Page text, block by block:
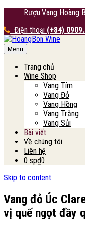
Rượu Vang Hoàng
Điện thoại (+84)
HoangBon Wine
Menu
Trang chủ
Wine Shop
Vang Tím
Vang Đỏ
Vang Hồng
Vang Trắng
Vang Sủi
Bài viết
Về chúng tôi
Liên hệ
0 sp₫0
Skip to content
Vang đỏ Úc
vị quế ngọt đầy